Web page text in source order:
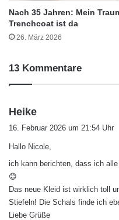
Nach 35 Jahren: Mein
Trenchcoat ist da
26. März 2026
13 Kommentare
Heike
t
:
16. Februar 2026 um 21:54 Uhr
Hallo Nicole,
ich kann berichten, dass ich
😊
Das neue Kleid ist wirklich toll
Stiefeln! Die Schals finde ich
Liebe Grüße